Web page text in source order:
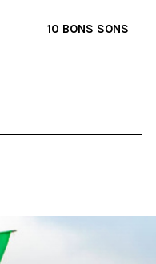
10 BONS SONS